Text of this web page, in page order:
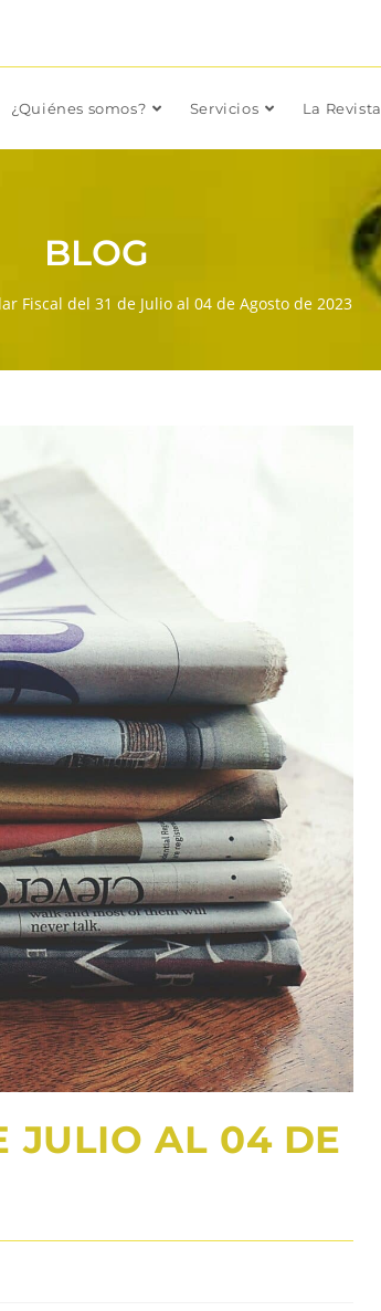
¿Quiénes somos? Servicios La Revista
BLOG
Fiscal del 31 de Julio al 04 de Agosto de 2023
JULIO AL 04 DE